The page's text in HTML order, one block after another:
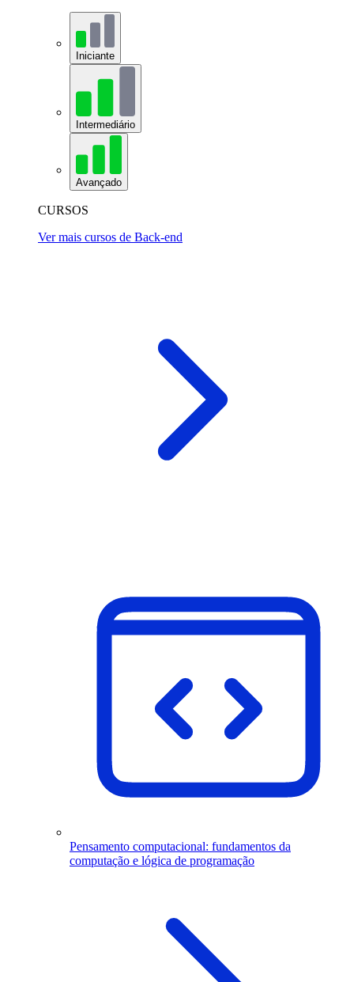
Iniciante
Intermediário
Avançado
CURSOS
Ver mais cursos de Back-end
Pensamento computacional: fundamentos da
computação e lógica de programação